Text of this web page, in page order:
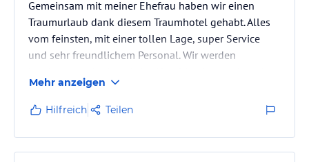
Gemeinsam mit meiner Ehefrau haben wir einen
Traumurlaub dank diesem Traumhotel gehabt. Alles
vom feinsten, mit einer tollen Lage, super Service
und sehr freundlichem Personal. Wir werden
zu empfehlen.
Mehr anzeigen
Hilfreich Teilen